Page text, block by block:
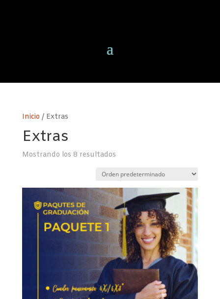
Inicio / Extras
Extras
Mostrando los 8 resultados